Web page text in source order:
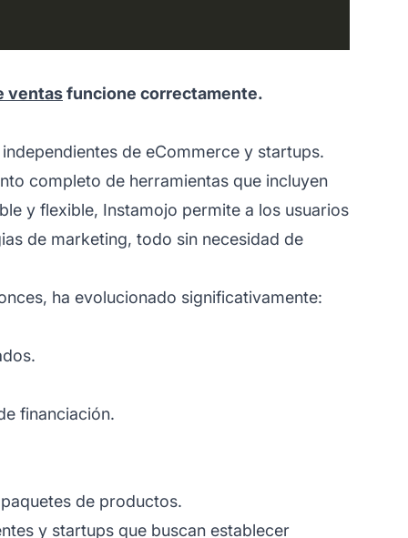
ventasfuncione correctamente.
de eCommerce y startups.
completo de herramientas que incluyen
y flexible, Instamojo permite a los usuarios
de marketing, todo sin necesidad de
ha evolucionado significativamente:
financiación.
de productos.
y startups que buscan establecer